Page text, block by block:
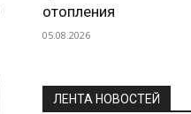
отопления
05.08.2026
ЛЕНТА НОВОСТЕЙ